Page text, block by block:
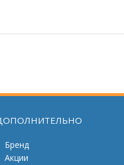
Бренд
Акции